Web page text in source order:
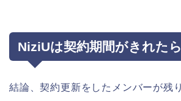
NiziUは契約期間がきれた
結論、契約更新をしたメンバーが残